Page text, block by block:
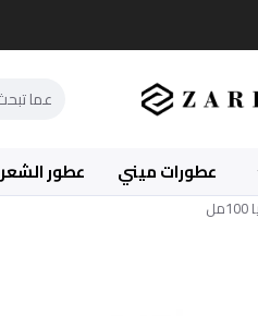
عطورات ميني عطور الشعر